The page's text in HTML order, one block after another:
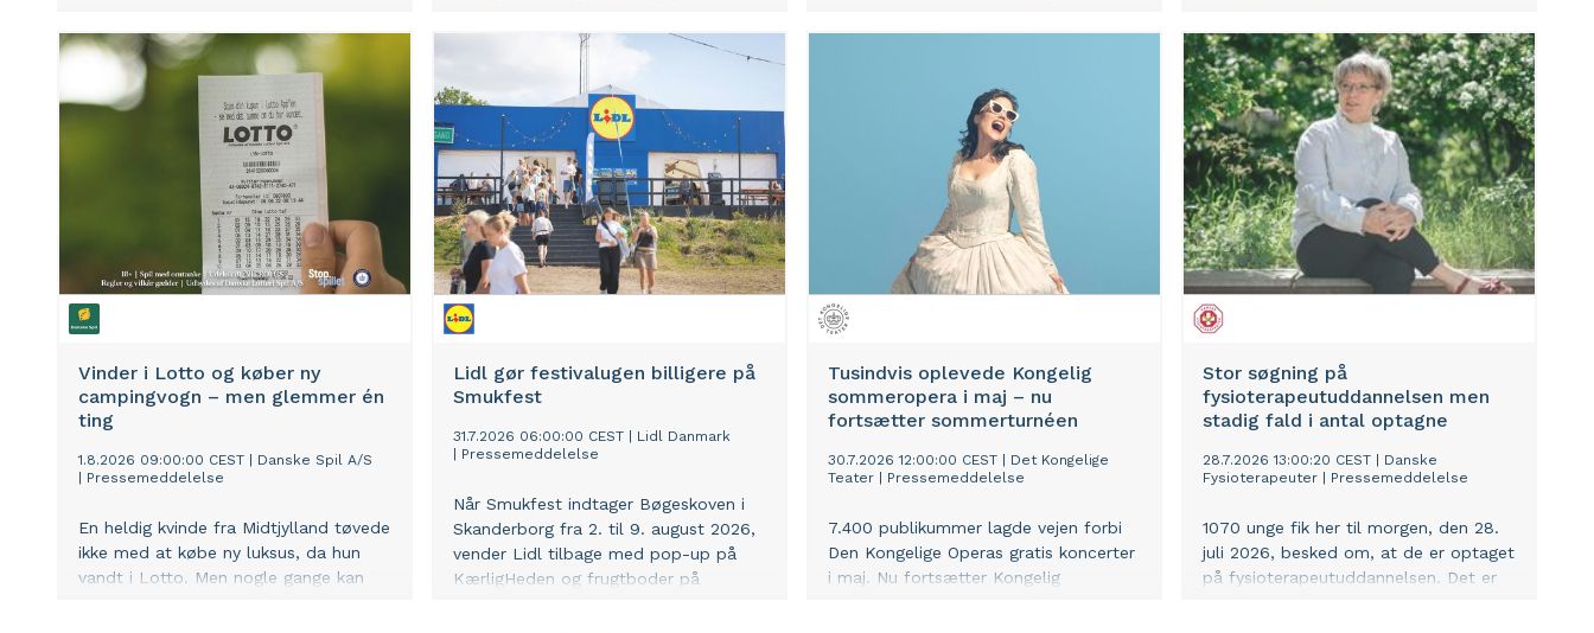
langt uden for Norges grænser. Den
10. november gæster hun DR
Koncerthusets studie 3.
sin lokale tilstedeværelse og skaber
møde den stigende efterspørgsel efter
personlig og nærværende rådgivning.
afgørende rolle i arbejdet med at
kortlægge og bevare øens enestående
biodiversitet.
Vinder i Lotto og køber ny
campingvogn – men glemmer én
ting
1.8.2026 09:00:00 CEST
Danske Spil A/S
Pressemeddelelse
En heldig kvinde fra Midtjylland tøvede
ikke med at købe ny luksus, da hun
vandt i Lotto. Men nogle gange kan
Lidl gør festivalugen billigere på
Smukfest
31.7.2026 06:00:00 CEST
Lidl Danmark
Pressemeddelelse
Når Smukfest indtager Bøgeskoven i
Skanderborg fra 2. til 9. august 2026,
vender Lidl tilbage med pop-up på
KærligHeden og frugtboder på
Tusindvis oplevede Kongelig
sommeropera i maj – nu
fortsætter sommerturnéen
30.7.2026 12:00:00 CEST
Det Kongelige
Teater
Pressemeddelelse
7.400 publikummer lagde vejen forbi
Den Kongelige Operas gratis koncerter
i maj. Nu fortsætter Kongelig
Stor søgning på
fysioterapeutuddannelsen men
stadig fald i antal optagne
28.7.2026 13:00:20 CEST
Danske
Fysioterapeuter
Pressemeddelelse
1070 unge fik her til morgen, den 28.
juli 2026, besked om, at de er optaget
på fysioterapeutuddannelsen. Det er